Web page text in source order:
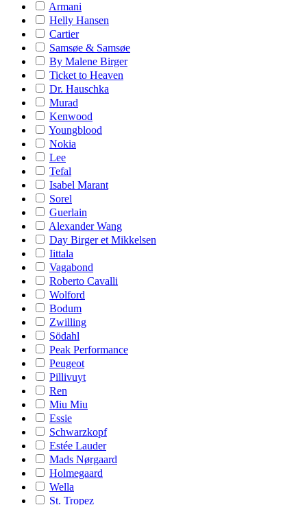
Armani
Helly Hansen
Cartier
Samsøe & Samsøe
By Malene Birger
Ticket to Heaven
Dr. Hauschka
Murad
Kenwood
Youngblood
Nokia
Lee
Tefal
Isabel Marant
Sorel
Guerlain
Alexander Wang
Day Birger et Mikkelsen
Iittala
Vagabond
Roberto Cavalli
Wolford
Bodum
Zwilling
Södahl
Peak Performance
Peugeot
Pillivuyt
Ren
Miu Miu
Essie
Schwarzkopf
Estée Lauder
Mads Nørgaard
Holmegaard
Wella
St. Tropez